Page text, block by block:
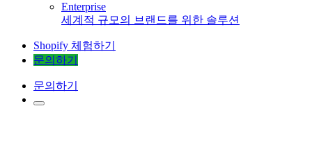
Enterprise
세계적 규모의 브랜드를 위한 솔루션
Shopify 체험하기
문의하기
문의하기